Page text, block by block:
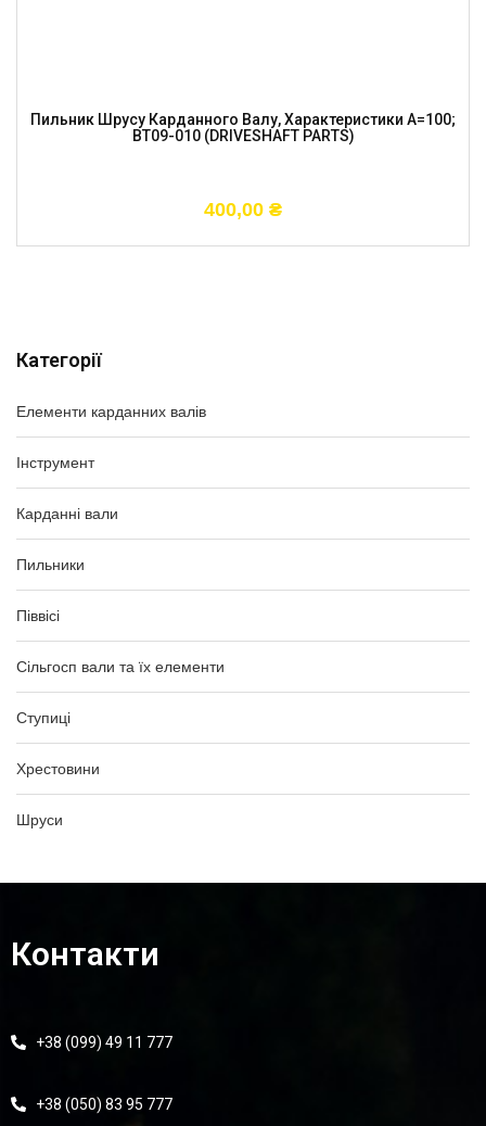
Категорії
Елементи карданних валів
Інструмент
Карданні вали
Пильники
Піввісі
Сільгосп вали та їх елементи
Ступиці
Хрестовини
Шруси
Пильник Шрусу Карданного Валу, Характеристики A=100;
BT09-010 (DRIVESHAFT PARTS)
400,00 ₴
Контакти
+38 (099) 49 11 777
+38 (050) 83 95 777